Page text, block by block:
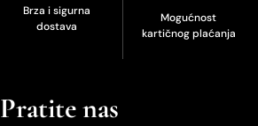
Brza i sigurna
dostava
Mogućnost
kartičnog plaćanja
Pratite nas